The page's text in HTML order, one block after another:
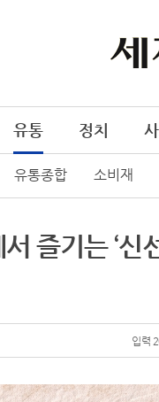
유통
유통종합 소비재
정치
즐기는 ‘신
입력